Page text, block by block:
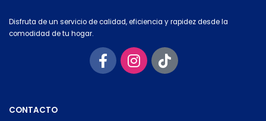
Disfruta de un servicio de calidad, eficiencia y rapidez desde la
comodidad de tu hogar.
CONTACTO